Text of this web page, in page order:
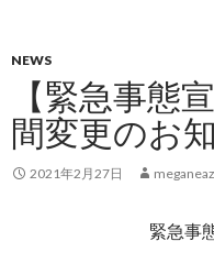
NEWS
【緊急事態
間変更のお
2021年2月27日 meganeaz
緊急事